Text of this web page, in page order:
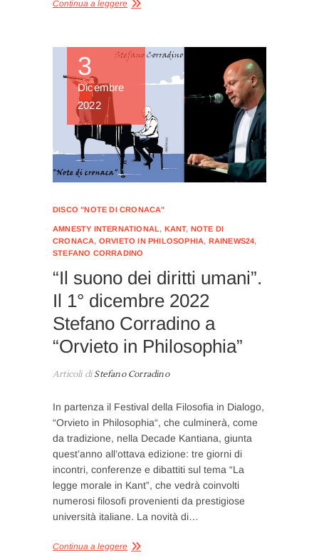
Continua a leggere
3
Dicembre
2022
DISCO "NOTE DI CRONACA"
AMNESTY INTERNATIONAL, KANT, NOTE DI
CRONACA, ORVIETO IN PHILOSOPHIA, RAINEWS24,
STEFANO CORRADINO
“Il suono dei diritti umani”.
Il 1° dicembre 2022
Stefano Corradino a
“Orvieto in Philosophia”
Articoli diStefano Corradino
In partenza il Festival della Filosofia in Dialogo,
“Orvieto in Philosophia“, che culminerà, come
da tradizione, nella Decade Kantiana, giunta
quest’anno all’ottava edizione: tre giorni di
incontri, conferenze e dibattiti sul tema “La
legge morale in Kant”, che vedrà coinvolti
numerosi filosofi provenienti da prestigiose
università italiane. La novità di…
Continua a leggere